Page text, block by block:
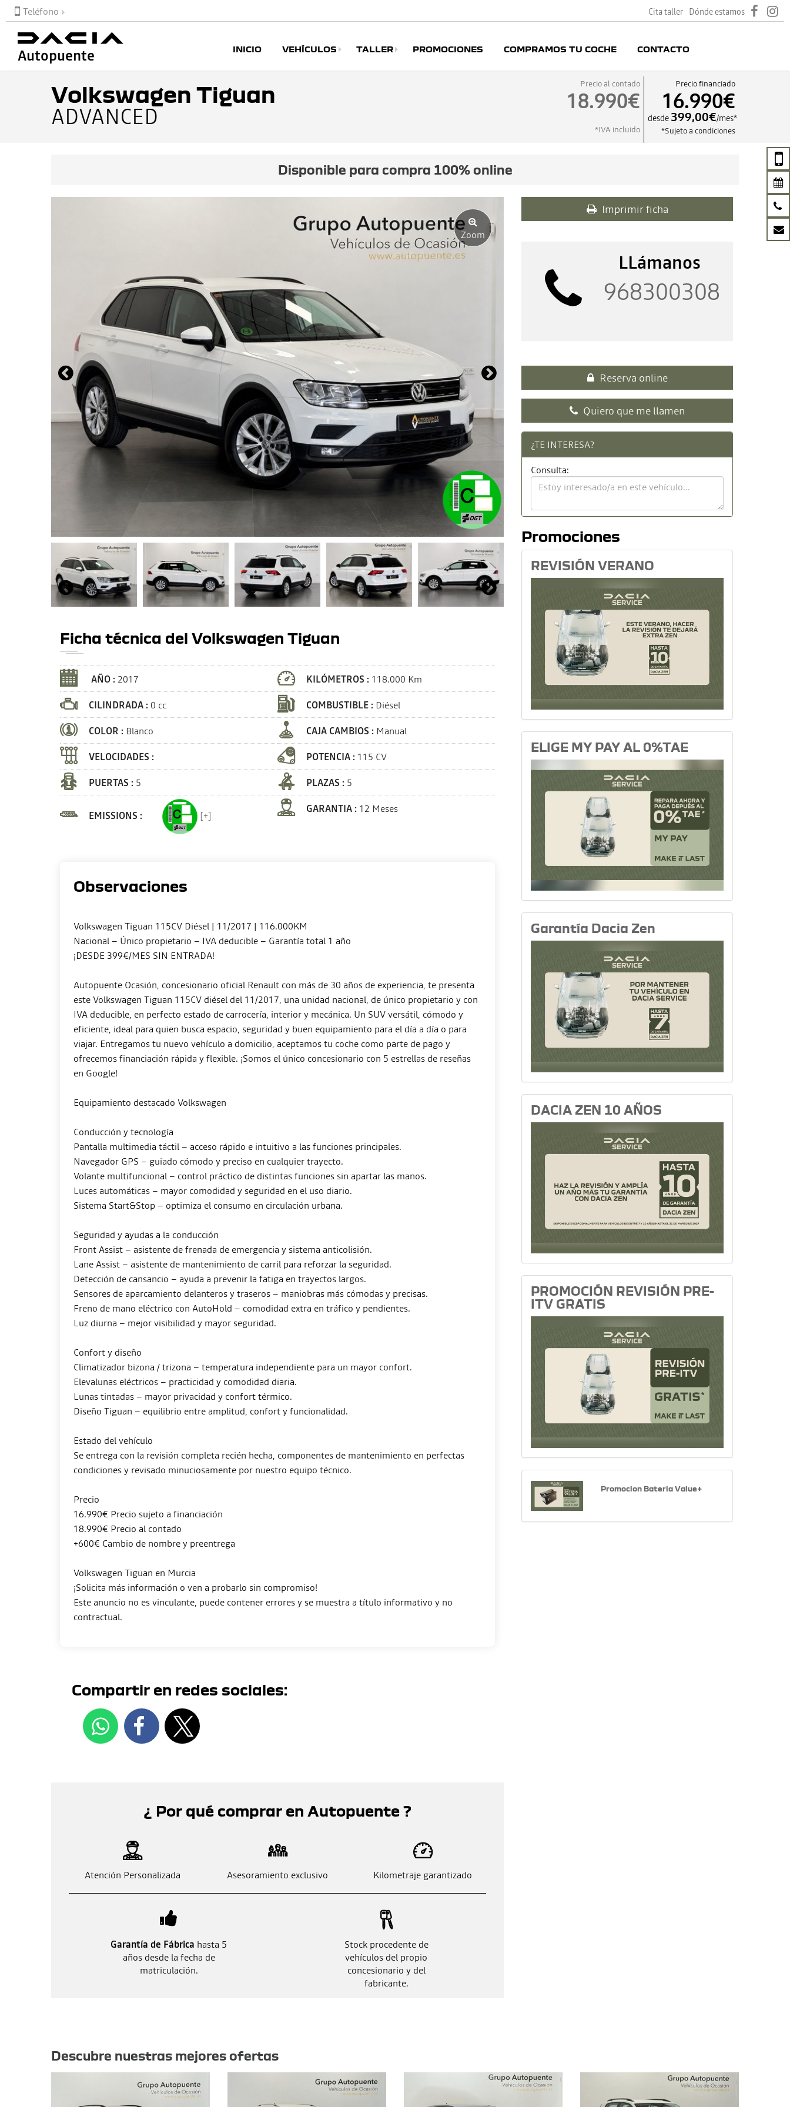
Teléfono Cita taller Dónde estamos
Autopuente INICIO VEHÍCULOS TALLER PROMOCIONES COMPRAMOS TU COCHE CONTACTO
Volkswagen Tiguan
ADVANCED
Precio al contado
18.990€
*IVA incluido
Precio financiado
16.990€
desde 399,00€/mes*
*Sujeto a condiciones
Disponible para compra 100% online
Zoom
Ficha técnica del Volkswagen Tiguan
AÑO : 2017 KILÓMETROS : 118.000 Km
CILINDRADA : 0 cc COMBUSTIBLE : Diésel
COLOR : Blanco CAJA CAMBIOS : Manual
VELOCIDADES :
POTENCIA : 115 CV
PUERTAS : 5 PLAZAS : 5
EMISSIONS : [+]
GARANTIA : 12 Meses
Observaciones
Volkswagen Tiguan 115CV Diésel | 11/2017 | 116.000KM
Nacional – Único propietario – IVA deducible – Garantía total 1 año
¡DESDE 399€/MES SIN ENTRADA!
Autopuente Ocasión, concesionario oficial Renault con más de 30 años de experiencia, te presenta
este Volkswagen Tiguan 115CV diésel del 11/2017, una unidad nacional, de único propietario y con
IVA deducible, en perfecto estado de carrocería, interior y mecánica. Un SUV versátil, cómodo y
eficiente, ideal para quien busca espacio, seguridad y buen equipamiento para el día a día o para
viajar. Entregamos tu nuevo vehículo a domicilio, aceptamos tu coche como parte de pago y
ofrecemos financiación rápida y flexible. ¡Somos el único concesionario con 5 estrellas de reseñas
en Google!
Equipamiento destacado Volkswagen
Conducción y tecnología
Pantalla multimedia táctil – acceso rápido e intuitivo a las funciones principales.
Navegador GPS – guiado cómodo y preciso en cualquier trayecto.
Volante multifuncional – control práctico de distintas funciones sin apartar las manos.
Luces automáticas – mayor comodidad y seguridad en el uso diario.
Sistema Start&Stop – optimiza el consumo en circulación urbana.
Seguridad y ayudas a la conducción
Front Assist – asistente de frenada de emergencia y sistema anticolisión.
Lane Assist – asistente de mantenimiento de carril para reforzar la seguridad.
Detección de cansancio – ayuda a prevenir la fatiga en trayectos largos.
Sensores de aparcamiento delanteros y traseros – maniobras más cómodas y precisas.
Freno de mano eléctrico con AutoHold – comodidad extra en tráfico y pendientes.
Luz diurna – mejor visibilidad y mayor seguridad.
Confort y diseño
Climatizador bizona / trizona – temperatura independiente para un mayor confort.
Elevalunas eléctricos – practicidad y comodidad diaria.
Lunas tintadas – mayor privacidad y confort térmico.
Diseño Tiguan – equilibrio entre amplitud, confort y funcionalidad.
Estado del vehículo
Se entrega con la revisión completa recién hecha, componentes de mantenimiento en perfectas
condiciones y revisado minuciosamente por nuestro equipo técnico.
Precio
16.990€ Precio sujeto a financiación
18.990€ Precio al contado
+600€ Cambio de nombre y preentrega
Volkswagen Tiguan en Murcia
¡Solicita más información o ven a probarlo sin compromiso!
Este anuncio no es vinculante, puede contener errores y se muestra a título informativo y no
Compartir en redes sociales:
¿ Por qué comprar en Autopuente ?
Atención Personalizada Asesoramiento exclusivo Kilometraje garantizado
Garantía de Fábrica hasta 5
años desde la fecha de
matriculación.
Stock procedente de
vehículos del propio
concesionario y del
fabricante.
Imprimir ficha
LLámanos
968300308
Reserva online
Quiero que me llamen
¿TE INTERESA?
Consulta:
Promociones
REVISIÓN VERANO
ELIGE MY PAY AL 0%TAE
Garantía Dacia Zen
DACIA ZEN 10 AÑOS
PROMOCIÓN REVISIÓN PRE-
ITV GRATIS
Promocion Bateria Value+
Descubre nuestras mejores ofertas